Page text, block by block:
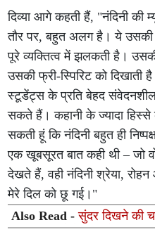
दिव्या आगे कहती हैं, "नंदिनी
तौर पर, बहुत अलग है। ये
पूरे व्यक्तित्व में झलकती है।
उसकी फ्री-स्पिरिट को
स्टूडेंट्स के प्रति बेहद
सकते हैं। कहानी के ज्यादा हिस्से
सकती हूं कि नंदिनी बहुत ही
एक खूबसूरत बात कही थी – जो
देखते हैं, वही नंदिनी श्रेया,
मेरे दिल को छू गई।"
Also Read -सुंदर दिखने की
चलन, युवाओं में तेजी से बढ़ रही